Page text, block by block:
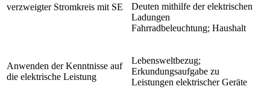
verzweigter Stromkreis mit SE
Deuten mithilfe der elektrischen
Ladungen
Fahrradbeleuchtung; Haushalt
Anwenden der Kenntnisse auf
die elektrische Leistung
Lebensweltbezug;
Erkundungsaufgabe zu
Leistungen elektrischer Geräte